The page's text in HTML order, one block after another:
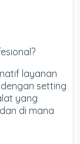
layanan
setting
yang
di mana